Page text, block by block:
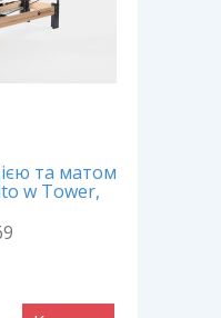
та матом
w Tower,